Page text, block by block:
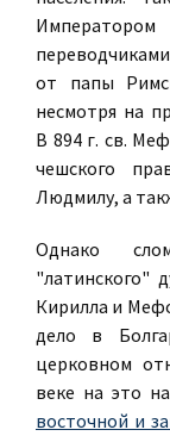
от папы
несмотря на
В 894 г. св.
чешского
Людмилу, а
Однако
"латинского"
Кирилла и
дело в
церковном
веке на это
восточной и